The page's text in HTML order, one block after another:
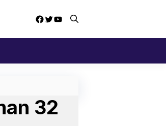
Facebook
Twitter
YouTube
32